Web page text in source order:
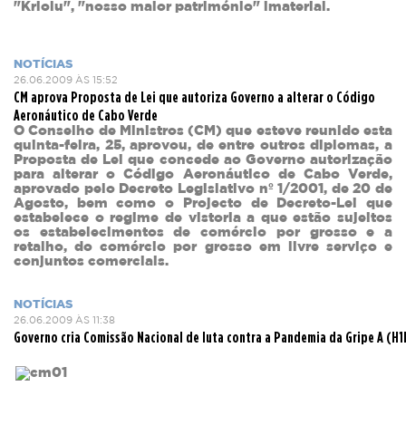
"Kriolu", "nosso maior património" imaterial.
NOTÍCIAS
26.06.2009 ÀS 15:52
CM aprova Proposta de Lei que autoriza Governo a alterar o Código
Aeronáutico de Cabo Verde
O Conselho de Ministros (CM) que esteve reunido esta
quinta-feira, 25, aprovou, de entre outros diplomas, a
Proposta de Lei que concede ao Governo autorização
para alterar o Código Aeronáutico de Cabo Verde,
aprovado pelo Decreto Legislativo nº 1/2001, de 20 de
Agosto, bem como o Projecto de Decreto-Lei que
estabelece o regime de vistoria a que estão sujeitos
os estabelecimentos de comércio por grosso e a
retalho, do comércio por grosso em livre serviço e
conjuntos comerciais.
NOTÍCIAS
26.06.2009 ÀS 11:38
Governo cria Comissão Nacional de luta contra a Pandemia da Gripe A